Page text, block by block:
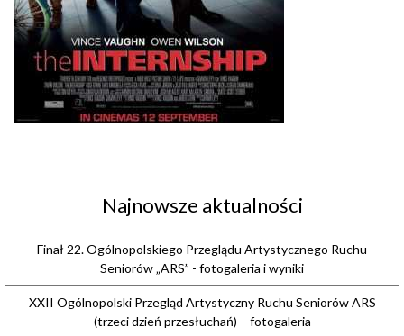
Najnowsze aktualności
Finał 22. Ogólnopolskiego Przeglądu Artystycznego Ruchu
Seniorów „ARS” - fotogaleria i wyniki
XXII Ogólnopolski Przegląd Artystyczny Ruchu Seniorów ARS
(trzeci dzień przesłuchań) – fotogaleria